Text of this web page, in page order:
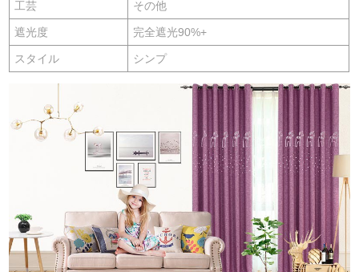
工芸 その他
遮光度 完全遮光90%+
スタイル シンプ